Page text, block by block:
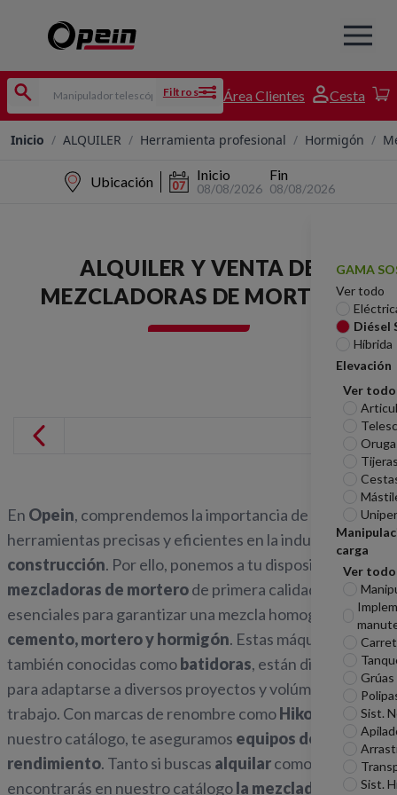
Filtros Área Clientes Cesta
Inicio / ALQUILER / Herramienta profesional / Hormigón /
Ubicación Inicio
08/08/2026
Fin
08/08/2026
GAMA
Ver todo
Diésel
Híbrida
Elevación
Ver todo
carga
Ver todo
Grúas
Sist.
Sist.
ALQUILER Y VENTA DE
MEZCLADORAS DE MORTERO
En Opein, comprendemos la importancia de contar con
herramientas precisas y eficientes en la industria de la
construcción. Por ello, ponemos a tu disposición
mezcladoras de morterode primera calidad,
esenciales para garantizar una mezcla homogénea de
cemento, mortero y hormigón. Estas máquinas,
también conocidas comobatidoras, están diseñadas
para adaptarse a diversos proyectos y volúmenes de
trabajo. Con marcas de renombre comoHikoki
nuestro catálogo, te aseguramos equipos de alto
rendimiento. Tanto si buscas alquilarcomo comprar,
encontrarás en nuestro catálogola mezcladora